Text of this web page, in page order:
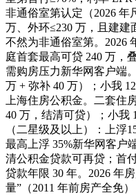
非通俗室第认定（2026 年
万、外环≤230 万，且建建
不然为非通俗室第。2026
庭首套最高可贷 240 万，
需购房压力新华网客户端
万 + 弥补 40 万）；小我
上海住房公积金。二套住
40 万，结清可贷）；小我
（二星级及以上）：上浮
最高上浮 35%新华网客户
清公积金贷款可再贷；首
贷款年限 30 年。2026 年
量”（2011 年前房产全免